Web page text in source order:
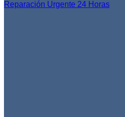
Reparación Urgente 24 Horas